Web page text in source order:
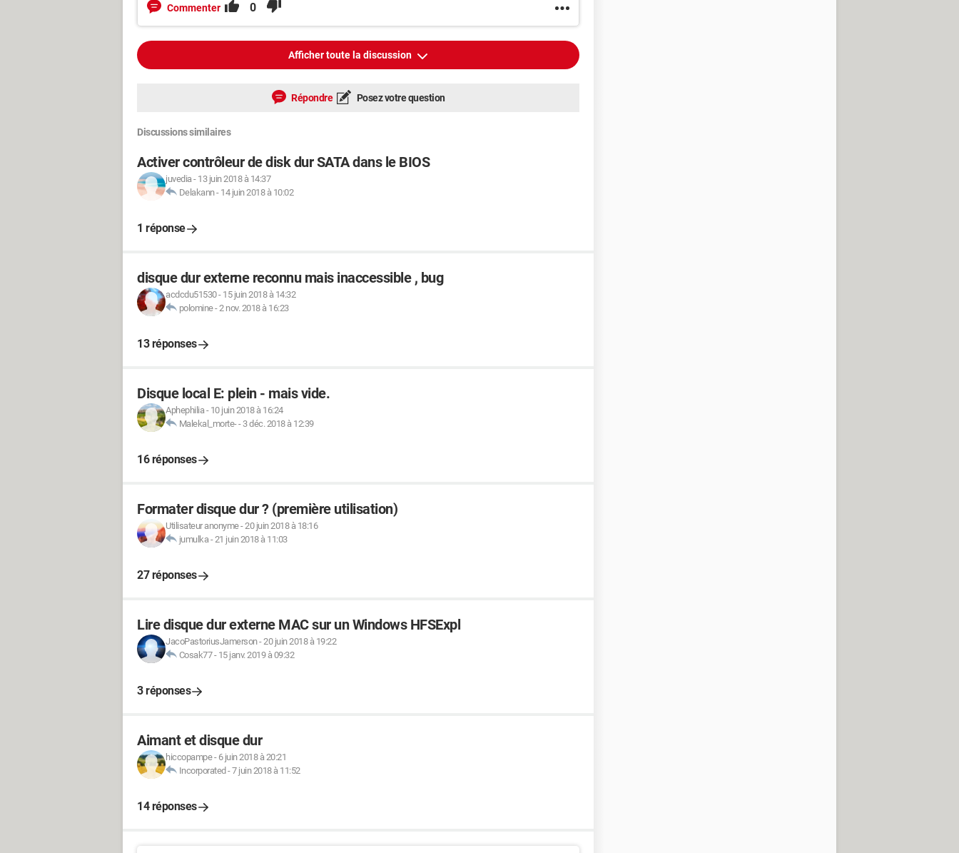
Commenter 0
Afficher toute la discussion
Répondre Posez votre question
Discussions similaires
Activer contrôleur de disk dur SATA dans le BIOS
juvedia- 13 juin 2018 à 14:37
Delakann- 14 juin 2018 à 10:02
1 réponse
disque dur externe reconnu mais inaccessible , bug
acdcdu51530- 15 juin 2018 à 14:32
polomine-2 nov. 2018 à 16:23
13 réponses
Disque local E: plein - mais vide.
Aphephilia- 10 juin 2018 à 16:24
Malekal_morte-- 3 déc. 2018 à 12:39
16 réponses
Formater disque dur ? (première utilisation)
Utilisateur anonyme-20 juin 2018 à 18:16
jumulka-21 juin 2018 à 11:03
27 réponses
Lire disque dur externe MAC sur un Windows HFSExpl
JacoPastoriusJamerson-20 juin 2018 à 19:22
Cosak77- 15 janv. 2019 à 09:32
3 réponses
Aimant et disque dur
hiccopampe- 6 juin 2018 à 20:21
Incorporated -7 juin 2018 à 11:52
14 réponses